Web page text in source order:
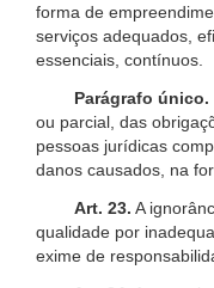
forma de
serviços adequados,
essenciais, contínuos.
Parágrafo único.
ou parcial, das
pessoas jurídicas
danos causados, na
Art. 23. A
qualidade por
exime de